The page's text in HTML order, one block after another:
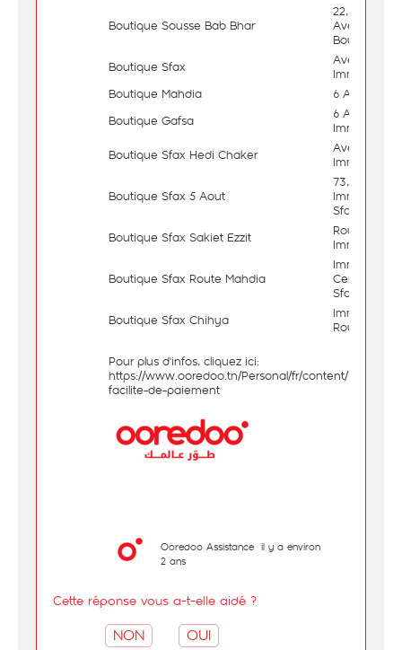
Boutique Sousse Bab Bhar
22, Rue Ali
Avenue
Bourguiba,
Boutique Sfax
Avenue de
Immeuble
Boutique Mahdia
6 Avenue
Boutique Gafsa
6 Avenue
Immeuble
Boutique Sfax Hedi Chaker
Avenue
Immeuble
Boutique Sfax 5 Aout
73, Avenue
Immeuble
Sfax
Boutique Sfax Sakiet Ezzit
Route de
Immeuble
Boutique Sfax Route Mahdia
Immeuble
Centre
Sfax
Boutique Sfax Chihya
Immeuble
Route
Pour plus d'infos, cliquez ici:
https://www.ooredoo.tn/Personal/fr/content/749-
facilite-de-paiement
Ooredoo Assistance il y a environ
2 ans
Cette réponse vous a-t-elle aidé ?
NON OUI